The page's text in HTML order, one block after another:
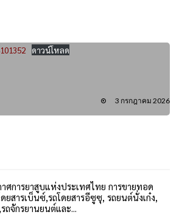
ดาวน์โหลด
3 กรกฎาคม 2026
ศการยาสูบแห่งประเทศไทย การขายทอด
ยสารเบ็นซ์,รถโดยสารอีซูซุ, รถยนต์นั่งเก๋ง,
ถจักรยานยนต์และ...